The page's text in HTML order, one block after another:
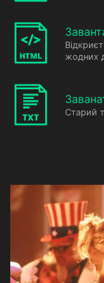
жодних
Старий